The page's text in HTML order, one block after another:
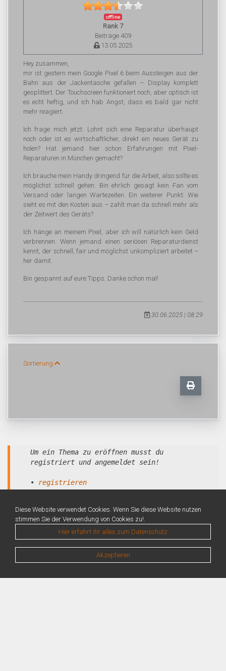
offline
Rank 7
Beiträge 409
13.05.2025
Hey zusammen,
mir ist gestern mein Google Pixel 6 beim Aussteigen aus der
Bahn aus der Jackentasche gefallen – Display komplett
gesplittert. Der Touchscreen funktioniert noch, aber optisch ist
es echt heftig, und ich hab Angst, dass es bald gar nicht
mehr reagiert.
Ich frage mich jetzt: Lohnt sich eine Reparatur überhaupt
noch oder ist es wirtschaftlicher, direkt ein neues Gerät zu
holen? Hat jemand hier schon Erfahrungen mit Pixel-
Reparaturen in München gemacht?
Ich brauche mein Handy dringend für die Arbeit, also sollte es
möglichst schnell gehen. Bin ehrlich gesagt kein Fan vom
Versand oder langen Wartezeiten. Ein weiterer Punkt: Wie
sieht es mit den Kosten aus – zahlt man da schnell mehr als
der Zeitwert des Geräts?
Ich hänge an meinem Pixel, aber ich will natürlich kein Geld
verbrennen. Wenn jemand einen seriösen Reparaturdienst
kennt, der schnell, fair und möglichst unkompliziert arbeitet –
her damit.
Bin gespannt auf eure Tipps. Danke schon mal!
30.06.2025 | 08:29
Sortierung
Um ein Thema zu eröffnen musst du
registriert und angemeldet sein!
• registrieren
Diese Website verwendet Cookies. Wenn Sie diese Website nutzen
stimmen Sie der Verwendung von Cookies zu!.
Hier erfahrt ihr alles zum Datenschutz
Akzeptieren